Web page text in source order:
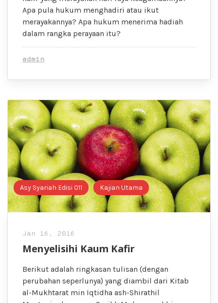
Apa pula hukum menghadiri atau ikut
merayakannya? Apa hukum menerima hadiah
dalam rangka perayaan itu?
admin
Asy Syariah Edisi 011 Kajian Utama
Jan 16, 2016
Menyelisihi Kaum Kafir
Berikut adalah ringkasan tulisan (dengan
perubahan seperlunya) yang diambil dari Kitab
al-Mukhtarat min Iqtidha ash-Shirathil